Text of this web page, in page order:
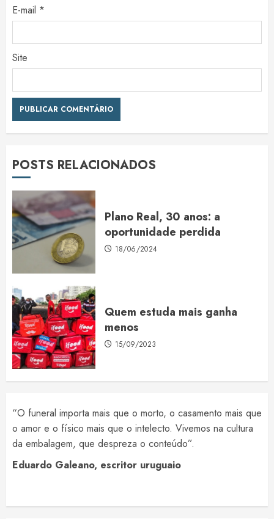
E-mail *
Site
POSTS RELACIONADOS
Plano Real, 30 anos: a
oportunidade perdida
18/06/2024
Quem estuda mais ganha
menos
15/09/2023
“O funeral importa mais que o morto, o casamento mais que
o amor e o físico mais que o intelecto. Vivemos na cultura
da embalagem, que despreza o conteúdo”.
Eduardo Galeano, escritor uruguaio